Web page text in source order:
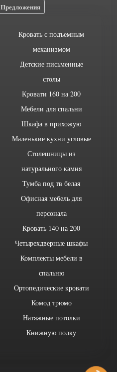
Предложения
Кровать с подъемным
механизмом
Детские письменные
столы
Кровати 160 на 200
Мебели для спальни
Шкафа в прихожую
Маленькие кухни угловые
Столешницы из
натурального камня
Тумба под тв белая
Офисная мебель для
персонала
Кровать 140 на 200
Четырехдверные шкафы
Комплекты мебели в
спальню
Ортопедические кровати
Комод трюмо
Натяжные потолки
Книжную полку